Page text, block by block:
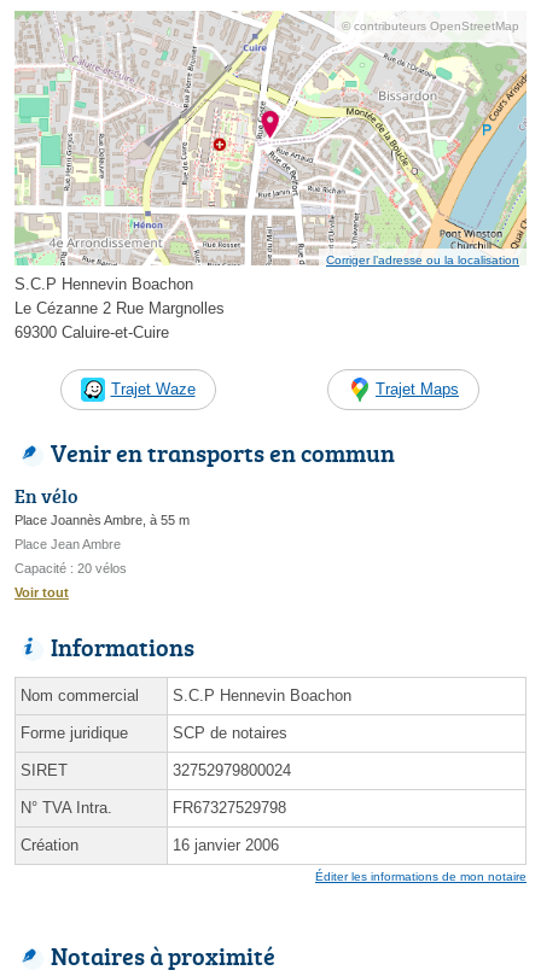
© contributeurs OpenStreetMap
Corriger l’adresse ou la localisation
S.C.P Hennevin Boachon
Le Cézanne 2 Rue Margnolles
69300 Caluire-et-Cuire
Trajet Waze Trajet Maps
Venir en transports en commun
En vélo
Place Joannès Ambre, à 55 m
Place Jean Ambre
Capacité : 20 vélos
Voir tout
Informations
Nom commercial S.C.P Hennevin Boachon
Forme juridique SCP de notaires
SIRET 32752979800024
N° TVA Intra. FR67327529798
Création 16 janvier 2006
Éditer les informations de mon notaire
Notaires à proximité